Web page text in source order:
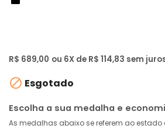
R$ 689,00 ou 6X de R$ 114,83 sem
 Esgotado
Escolha a sua medalha e
As medalhas abaixo se referem ao